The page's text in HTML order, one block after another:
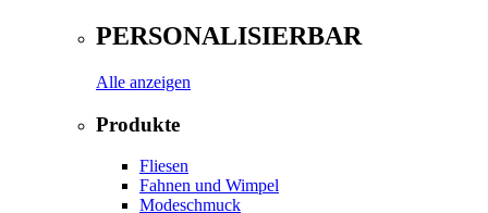
PERSONALISIERBAR
Alle anzeigen
Produkte
Fliesen
Fahnen und Wimpel
Modeschmuck